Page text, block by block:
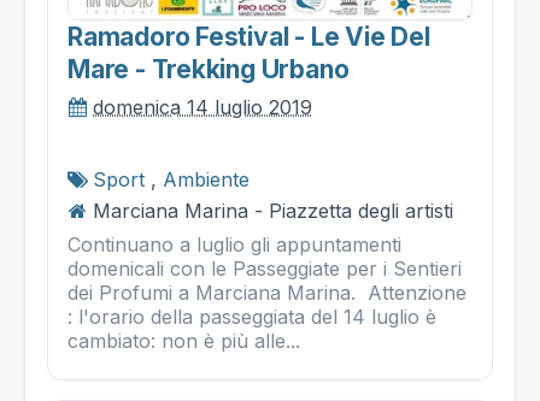
Ramadoro Festival - Le Vie Del
Mare - Trekking Urbano
domenica 14 luglio 2019
Sport , Ambiente
Marciana Marina - Piazzetta degli artisti
Continuano a luglio gli appuntamenti
domenicali con le Passeggiate per i Sentieri
dei Profumi a Marciana Marina. Attenzione
: l'orario della passeggiata del 14 luglio è
cambiato: non è più alle...